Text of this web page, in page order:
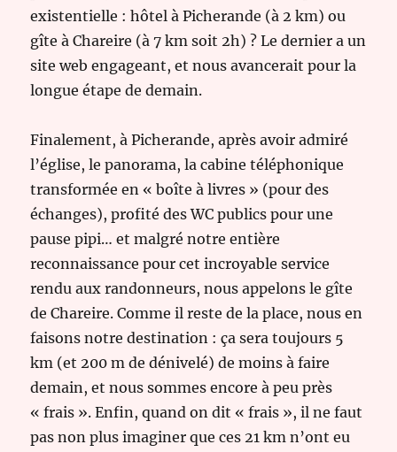
existentielle : hôtel à Picherande (à 2 km) ou
gîte à Chareire (à 7 km soit 2h) ? Le dernier a un
site web engageant, et nous avancerait pour la
longue étape de demain.
Finalement, à Picherande, après avoir admiré
l’église, le panorama, la cabine téléphonique
transformée en « boîte à livres » (pour des
échanges), profité des WC publics pour une
pause pipi… et malgré notre entière
reconnaissance pour cet incroyable service
rendu aux randonneurs, nous appelons le gîte
de Chareire. Comme il reste de la place, nous en
faisons notre destination : ça sera toujours 5
km (et 200 m de dénivelé) de moins à faire
demain, et nous sommes encore à peu près
« frais ». Enfin, quand on dit « frais », il ne faut
pas non plus imaginer que ces 21 km n’ont eu